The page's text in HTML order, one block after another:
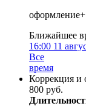
Ближайшее
16:00 11
Все
время
Коррекция и
800 руб.